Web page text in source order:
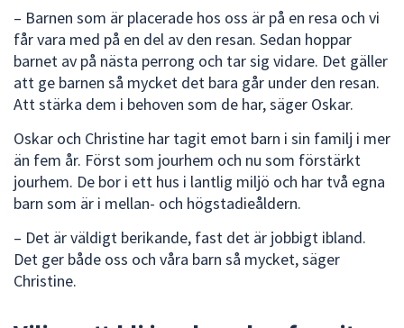
– Barnen som är placerade hos oss är på en resa och vi
får vara med på en del av den resan. Sedan hoppar
barnet av på nästa perrong och tar sig vidare. Det gäller
att ge barnen så mycket det bara går under den resan.
Att stärka dem i behoven som de har, säger Oskar.
Oskar och Christine har tagit emot barn i sin familj i mer
än fem år. Först som jourhem och nu som förstärkt
jourhem. De bor i ett hus i lantlig miljö och har två egna
barn som är i mellan- och högstadieåldern.
– Det är väldigt berikande, fast det är jobbigt ibland.
Det ger både oss och våra barn så mycket, säger
Christine.